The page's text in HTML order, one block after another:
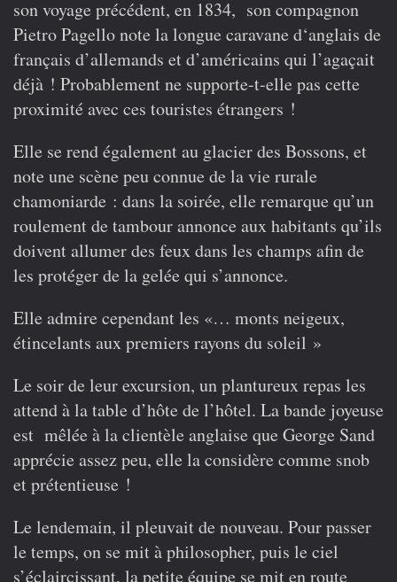
son voyage précédent, en 1834, son compagnon
Pietro Pagello note la longue caravane d‘anglais de
français d’allemands et d’américains qui l’agaçait
déjà ! Probablement ne supporte-t-elle pas cette
proximité avec ces touristes étrangers !
Elle se rend également au glacier des Bossons, et
note une scène peu connue de la vie rurale
chamoniarde : dans la soirée, elle remarque qu’un
roulement de tambour annonce aux habitants qu’ils
doivent allumer des feux dans les champs afin de
les protéger de la gelée qui s’annonce.
Elle admire cependant les «… monts neigeux,
étincelants aux premiers rayons du soleil »
Le soir de leur excursion, un plantureux repas les
attend à la table d’hôte de l’hôtel. La bande joyeuse
est mêlée à la clientèle anglaise que George Sand
apprécie assez peu, elle la considère comme snob
et prétentieuse !
Le lendemain, il pleuvait de nouveau. Pour passer
le temps, on se mit à philosopher, puis le ciel
s’éclaircissant, la petite équipe se mit en route